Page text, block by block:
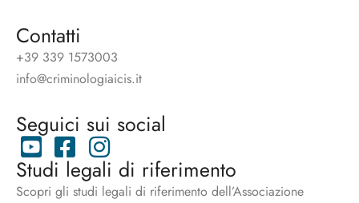
Contatti
+39 339 1573003
info@criminologiaicis.it
Seguici sui social
Studi legali di riferimento
Scopri gli studi legali di riferimento dell’Associazione